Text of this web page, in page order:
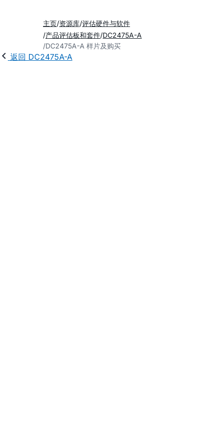
主页 资源库 评估硬件与软件
产品评估板和套件 DC2475A-A
DC2475A-A 样片及购买
返回 DC2475A-A